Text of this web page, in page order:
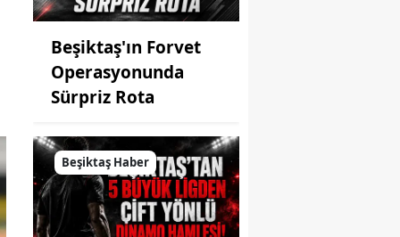
Beşiktaş'ın Forvet
Operasyonunda
Sürpriz Rota
Beşiktaş Haber